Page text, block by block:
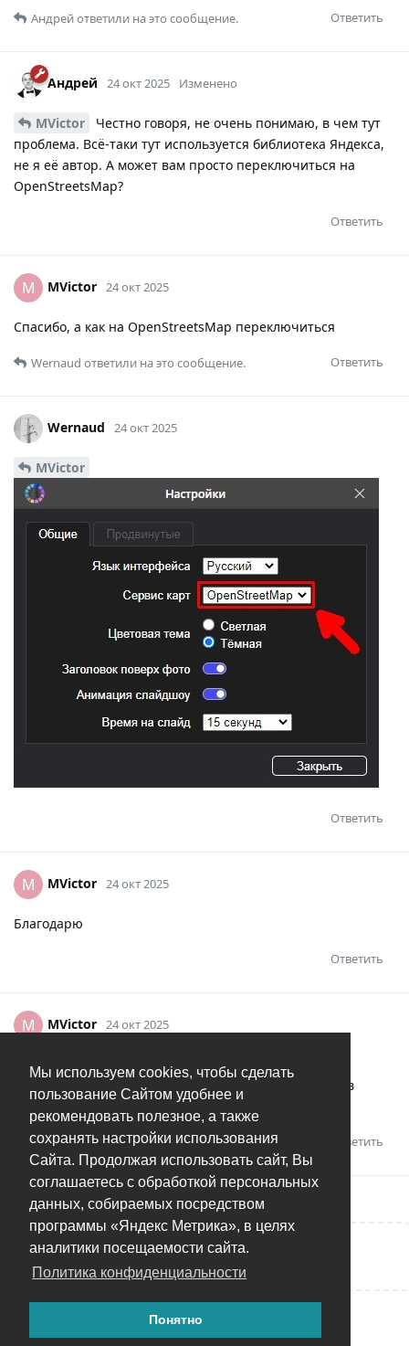
Мы используем cookies, чтобы сделать
пользование Сайтом удобнее и
рекомендовать полезное, а также
сохранять настройки использования
Сайта. Продолжая использовать сайт, Вы
соглашаетесь с обработкой персональных
данных, собираемых посредством
программы «Яндекс Метрика», в целях
аналитики посещаемости сайта.
Политика конфиденциальности
Понятно
Ответить
Андрейответили на это сообщение.
Андрей 24 окт 2025 Изменено
MVictor
Честно говоря, не очень понимаю, в чем тут
проблема. Всё-таки тут используется библиотека Яндекса,
не я её автор. А может вам просто переключиться на
OpenStreetsMap?
Ответить
M MVictor 24 окт 2025
Спасибо, а как на OpenStreetsMap переключиться
Ответить
Wernaud ответили на это сообщение.
Wernaud 24 окт 2025
MVictor
Ответить
M MVictor 24 окт 2025
Благодарю
Ответить
M MVictor 24 окт 2025
Большое Спасибо, помогло, переключился в
OpenStreetsMap, масштаб восстановился, вернулся в
Яндекс тоже все в порядке
Ответить
Wernaudоценил это.
Написать ответ...